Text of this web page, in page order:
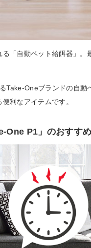
「自動ペット給餌器」
Take-Oneブランドの自
利なアイテムです。
One P1」のおすす